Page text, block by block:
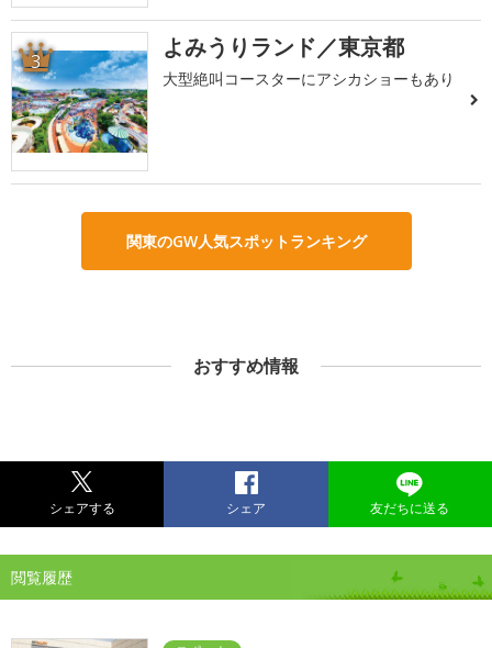
3 よみうりランド／東京都
大型絶叫コースターにアシカショーもあり
関東のGW人気スポットランキング
おすすめ情報
シェアする シェア 友だちに送る
閲覧履歴